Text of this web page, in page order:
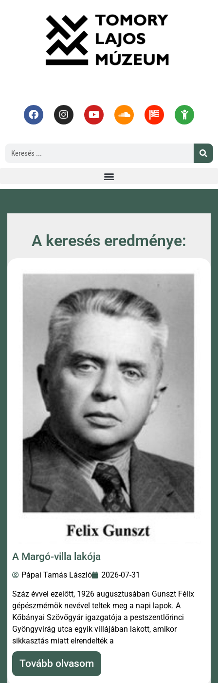
A keresés eredménye:
A Margó-villa lakója
Pápai Tamás László 2026-07-31
Száz évvel ezelőtt, 1926 augusztusában Gunszt Félix
gépészmérnök nevével teltek meg a napi lapok. A
Kőbányai Szövőgyár igazgatója a pestszentlőrinci
Gyöngyvirág utca egyik villájában lakott, amikor
sikkasztás miatt elrendelték a
Tovább olvasom